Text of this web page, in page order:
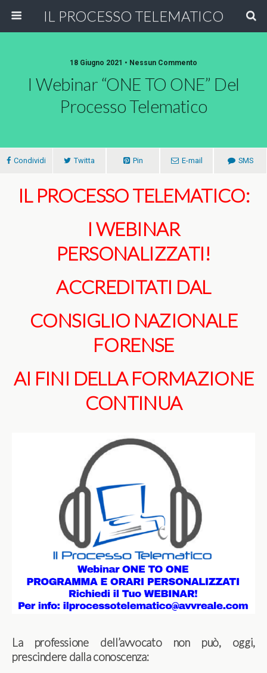
IL PROCESSO TELEMATICO
18 Giugno 2021 • Nessun Commento
I Webinar “ONE TO ONE” Del
Processo Telematico
Condividi Twitta Pin E-mail SMS
IL PROCESSO TELEMATICO:
I WEBINAR
PERSONALIZZATI!
ACCREDITATI DAL
CONSIGLIO NAZIONALE
FORENSE
AI FINI DELLA FORMAZIONE
CONTINUA
La professione dell’avvocato non può, oggi,
prescindere dalla conoscenza: